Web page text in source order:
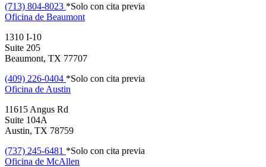
(713) 804-8023 *Solo con cita previa
Oficina de Beaumont
1310 I-10
Suite 205
Beaumont, TX 77707
(409) 226-0404 *Solo con cita previa
Oficina de Austin
11615 Angus Rd
Suite 104A
Austin, TX 78759
(737) 245-6481 *Solo con cita previa
Oficina de McAllen